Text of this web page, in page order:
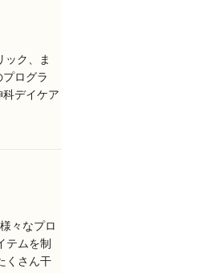
ック、ま
ログラ
デイケア
々なプロ
テムを制
くさん干